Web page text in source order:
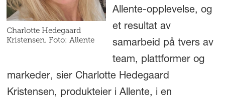
Charlotte Hedegaard
Kristensen. Foto: Allente
Allente-opplevelse, og
et resultat av
samarbeid på tvers av
team, plattformer og
markeder, sier Charlotte Hedegaard
Kristensen, produkteier i Allente, i en